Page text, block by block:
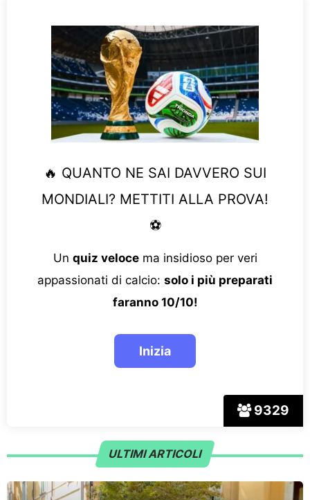
9329
🔥 QUANTO NE SAI DAVVERO SUI
MONDIALI? METTITI ALLA PROVA!
⚽
Un quiz velocema insidioso per veri
appassionati di calcio: solo i più preparati
faranno 10/10!
ULTIMI ARTICOLI